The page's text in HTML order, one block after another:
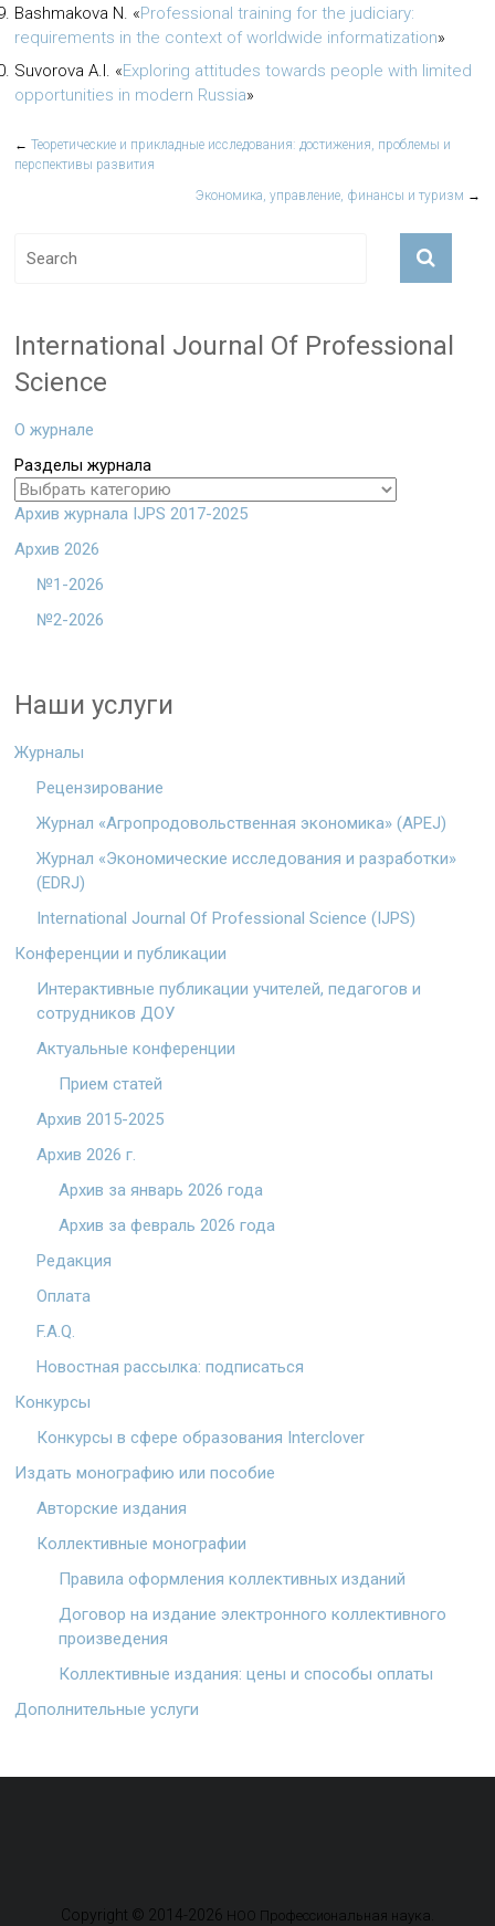
Bashmakova N. «Professional training for the judiciary:
requirements in the context of worldwide informatization»
Suvorova A.I. «Exploring attitudes towards people with limited
opportunities in modern Russia»
← Теоретические и прикладные исследования: достижения, проблемы и
перспективы развития
Экономика, управление, финансы и туризм →
International Journal Of Professional
Science
О журнале
Разделы журнала
Архив журнала IJPS 2017-2025
Архив 2026
№1-2026
№2-2026
Наши услуги
Журналы
Рецензирование
Журнал «Агропродовольственная экономика» (APEJ)
Журнал «Экономические исследования и разработки»
(EDRJ)
International Journal Of Professional Science (IJPS)
Конференции и публикации
Интерактивные публикации учителей, педагогов и
сотрудников ДОУ
Актуальные конференции
Прием статей
Архив 2015-2025
Архив 2026 г.
Архив за январь 2026 года
Архив за февраль 2026 года
Редакция
Оплата
F.A.Q.
Новостная рассылка: подписаться
Конкурсы
Конкурсы в сфере образования Interclover
Издать монографию или пособие
Авторские издания
Коллективные монографии
Правила оформления коллективных изданий
Договор на издание электронного коллективного
произведения
Коллективные издания: цены и способы оплаты
Дополнительные услуги
Copyright © 2014-2026 НОО Профессиональная наука